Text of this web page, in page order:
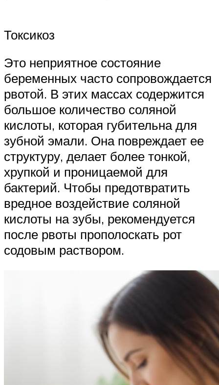
Токсикоз
Это неприятное состояние
беременных часто сопровождается
рвотой. В этих массах содержится
большое количество соляной
кислоты, которая губительна для
зубной эмали. Она повреждает ее
структуру, делает более тонкой,
хрупкой и проницаемой для
бактерий. Чтобы предотвратить
вредное воздействие соляной
кислоты на зубы, рекомендуется
после рвоты прополоскать рот
содовым раствором.